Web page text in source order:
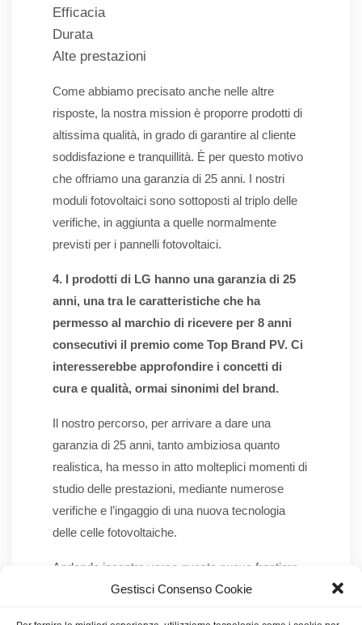
Gestisci Consenso Cookie
Efficacia
Durata
Alte prestazioni
Come abbiamo precisato anche nelle altre
risposte, la nostra mission è proporre prodotti di
altissima qualità, in grado di garantire al cliente
soddisfazione e tranquillità. È per questo motivo
che offriamo una garanzia di 25 anni. I nostri
moduli fotovoltaici sono sottoposti al triplo delle
verifiche, in aggiunta a quelle normalmente
previsti per i pannelli fotovoltaici.
4. I prodotti di LG hanno una garanzia di 25
anni, una tra le caratteristiche che ha
permesso al marchio di ricevere per 8 anni
consecutivi il premio come Top Brand PV. Ci
interesserebbe approfondire i concetti di
cura e qualità, ormai sinonimi del brand.
Il nostro percorso, per arrivare a dare una
garanzia di 25 anni, tanto ambiziosa quanto
realistica, ha messo in atto molteplici momenti di
studio delle prestazioni, mediante numerose
verifiche e l’ingaggio di una nuova tecnologia
delle celle fotovoltaiche.
Andando incontro verso questa nuova frontiera
delle celle fotovoltaiche, abbiamo assicurato il